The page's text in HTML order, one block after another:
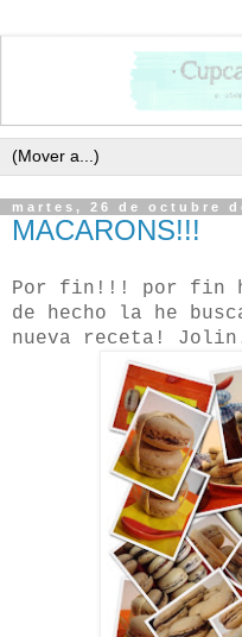
martes, 26 de octubre
MACARONS!!!
Por fin!!! por fin
de hecho la he
nueva receta!